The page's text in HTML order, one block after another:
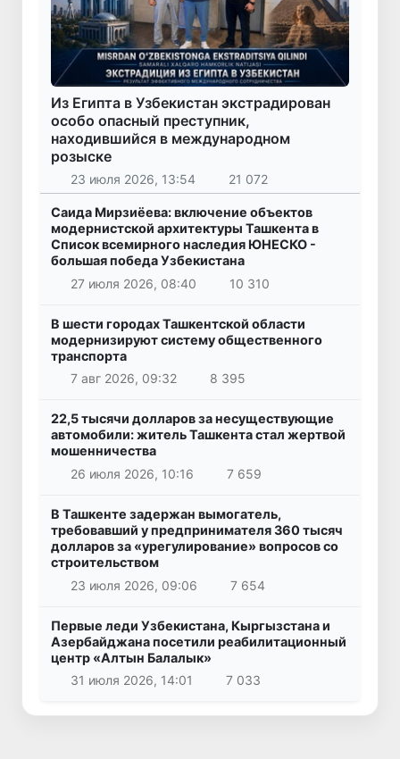
Из Египта в Узбекистан экстрадирован
особо опасный преступник,
находившийся в международном
розыске
23 июля 2026, 13:54 21 072
Саида Мирзиёева: включение объектов
модернистской архитектуры Ташкента в
Список всемирного наследия ЮНЕСКО -
большая победа Узбекистана
27 июля 2026, 08:40
10 310
В шести городах Ташкентской области
модернизируют систему общественного
транспорта
7 авг 2026, 09:32
8 395
22,5 тысячи долларов за несуществующие
автомобили: житель Ташкента стал жертвой
мошенничества
26 июля 2026, 10:16
7 659
В Ташкенте задержан вымогатель,
требовавший у предпринимателя 360 тысяч
долларов за «урегулирование» вопросов со
строительством
23 июля 2026, 09:06
7 654
Первые леди Узбекистана, Кыргызстана и
Азербайджана посетили реабилитационный
центр «Алтын Балалык»
31 июля 2026, 14:01
7 033